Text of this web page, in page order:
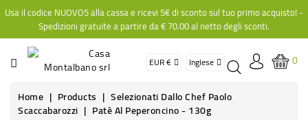
Usa il codice NUOVO5 alla cassa e ricevi 5€ di sconto sul tuo primo acquisto! -
Spedizioni gratuite a partire da€ 70.00al netto degli sconti.
CATEGORY
HOME
CHI
SIAMO
0
Home Products Selezionati Dallo Chef Paolo
Scaccabarozzi Patè Al Peperoncino - 130g